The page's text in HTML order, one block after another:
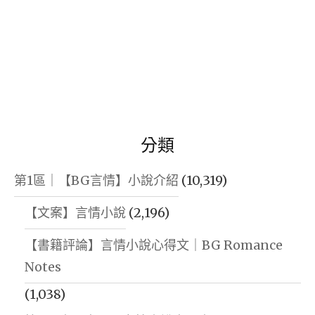
分類
第1區｜【BG言情】小說介紹 (10,319)
【文案】言情小說 (2,196)
【書籍評論】言情小說心得文｜BG Romance
Notes
(1,038)